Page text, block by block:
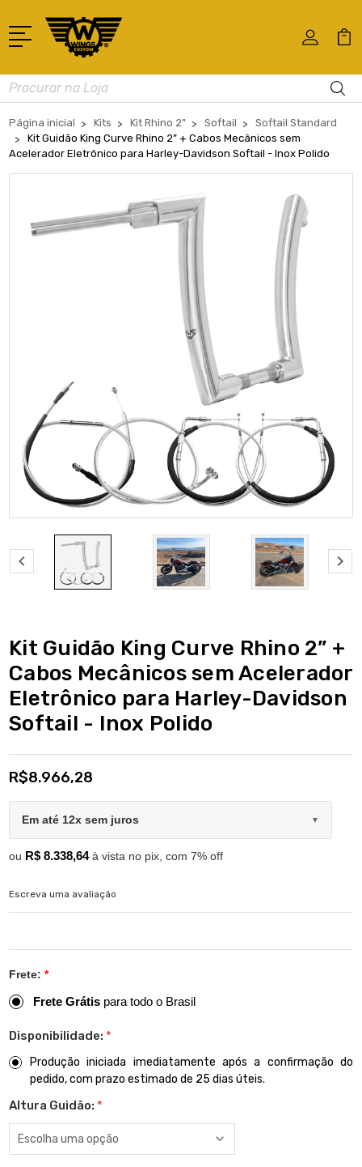
Busca
Página inicial Kits Kit Rhino 2" Softail
Softail Standard
Kit Guidão King Curve Rhino 2” + Cabos Mecânicos sem
Acelerador Eletrônico para Harley-Davidson Softail - Inox Polido
Kit Guidão King Curve Rhino 2” +
Cabos Mecânicos sem Acelerador
Eletrônico para Harley-Davidson
Softail - Inox Polido
R$8.966,28
Em até 12x sem juros ▼
ou R$ 8.338,64à vista no pix, com 7% off
Escreva uma avaliação
Frete: *
Frete Grátis para todo o Brasil
Disponibilidade: *
Produção iniciada imediatamente após a confirmação do
pedido, com prazo estimado de 25 dias úteis.
Altura Guidão: *